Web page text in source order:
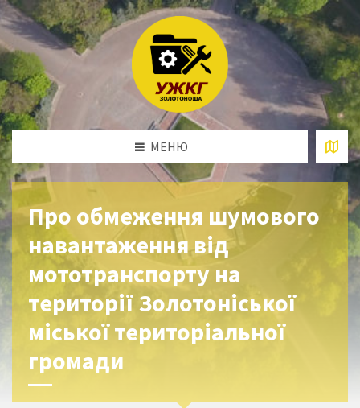
МЕНЮ
Про обмеження шумового
навантаження від
мототранспорту на
території Золотоніської
міської територіальної
громади